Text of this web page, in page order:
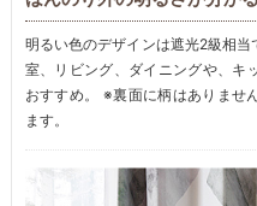
明るい色のデザインは遮光2級相
室、リビング、ダイニングや、キ
おすすめ。 ※裏面に柄はありませ
ます。